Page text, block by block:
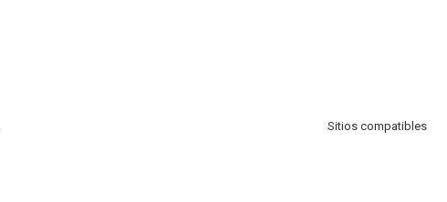
Sitios compatibles